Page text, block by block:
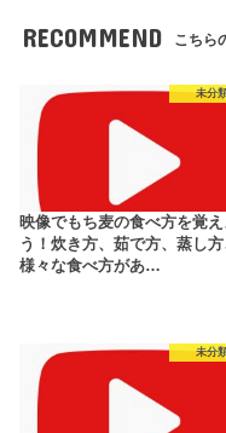
RECOMMEND こちら
未分
映像でもち麦の食べ方を覚え
う！炊き方、茹で方、蒸し方
様々な食べ方があ…
未分